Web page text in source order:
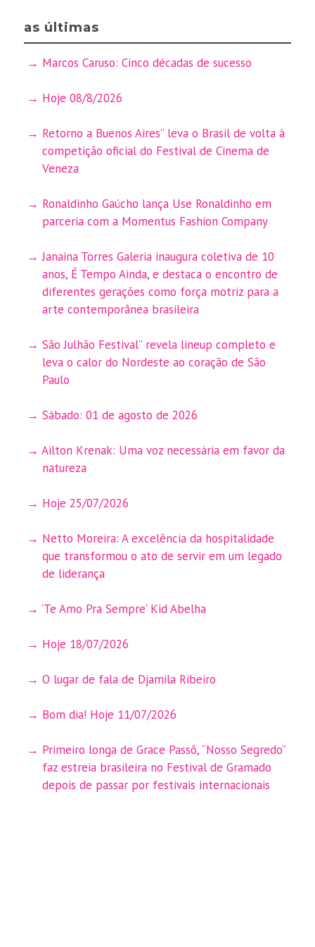
as últimas
Marcos Caruso: Cinco décadas de sucesso
Hoje 08/8/2026
Retorno a Buenos Aires” leva o Brasil de volta à
competição oficial do Festival de Cinema de
Veneza
Ronaldinho Gaúcho lança Use Ronaldinho em
parceria com a Momentus Fashion Company
Janaina Torres Galeria inaugura coletiva de 10
anos, É Tempo Ainda, e destaca o encontro de
diferentes gerações como força motriz para a
arte contemporânea brasileira
São Julhão Festival” revela lineup completo e
leva o calor do Nordeste ao coração de São
Paulo
Sábado: 01 de agosto de 2026
Ailton Krenak: Uma voz necessária em favor da
natureza
Hoje 25/07/2026
Netto Moreira: A excelência da hospitalidade
que transformou o ato de servir em um legado
de liderança
‘Te Amo Pra Sempre’ Kid Abelha
Hoje 18/07/2026
O lugar de fala de Djamila Ribeiro
Bom dia! Hoje 11/07/2026
Primeiro longa de Grace Passô, “Nosso Segredo”
faz estreia brasileira no Festival de Gramado
depois de passar por festivais internacionais